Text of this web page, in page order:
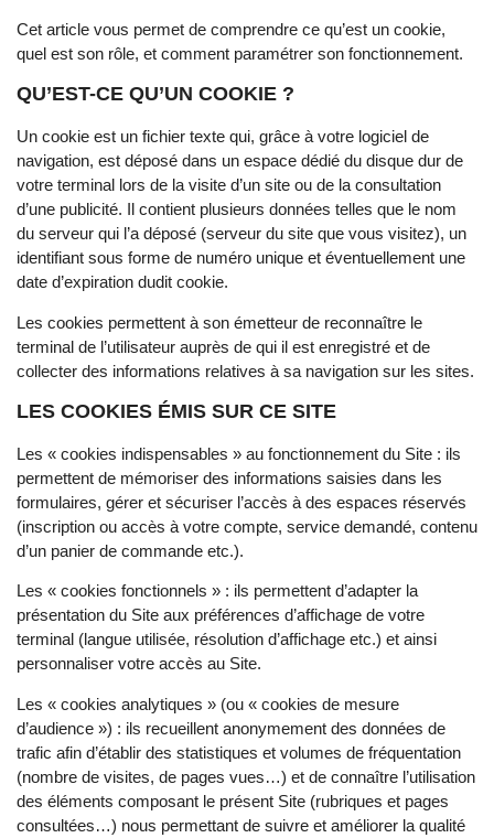
Cet article vous permet de comprendre ce qu’est un cookie,
quel est son rôle, et comment paramétrer son fonctionnement.
QU’EST-CE QU’UN COOKIE ?
Un cookie est un fichier texte qui, grâce à votre logiciel de
navigation, est déposé dans un espace dédié du disque dur de
votre terminal lors de la visite d’un site ou de la consultation
d’une publicité. Il contient plusieurs données telles que le nom
du serveur qui l’a déposé (serveur du site que vous visitez), un
identifiant sous forme de numéro unique et éventuellement une
date d’expiration dudit cookie.
Les cookies permettent à son émetteur de reconnaître le
terminal de l’utilisateur auprès de qui il est enregistré et de
collecter des informations relatives à sa navigation sur les sites.
LES COOKIES ÉMIS SUR CE SITE
Les « cookies indispensables » au fonctionnement du Site : ils
permettent de mémoriser des informations saisies dans les
formulaires, gérer et sécuriser l’accès à des espaces réservés
(inscription ou accès à votre compte, service demandé, contenu
d’un panier de commande etc.).
Les « cookies fonctionnels » : ils permettent d’adapter la
présentation du Site aux préférences d’affichage de votre
terminal (langue utilisée, résolution d’affichage etc.) et ainsi
personnaliser votre accès au Site.
Les « cookies analytiques » (ou « cookies de mesure
d’audience ») : ils recueillent anonymement des données de
trafic afin d’établir des statistiques et volumes de fréquentation
(nombre de visites, de pages vues…) et de connaître l’utilisation
des éléments composant le présent Site (rubriques et pages
consultées…) nous permettant de suivre et améliorer la qualité